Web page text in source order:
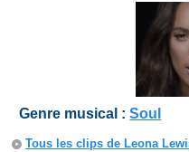
Genre musical :Soul
Tous les clips de Leona